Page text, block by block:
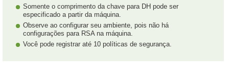
Somente o comprimento da chave para DH pode ser
especificado a partir da máquina.
Observe ao configurar seu ambiente, pois não há
configurações para RSA na máquina.
Você pode registrar até 10 políticas de segurança.